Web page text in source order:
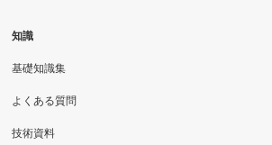
知識
基礎知識集
よくある質問
技術資料